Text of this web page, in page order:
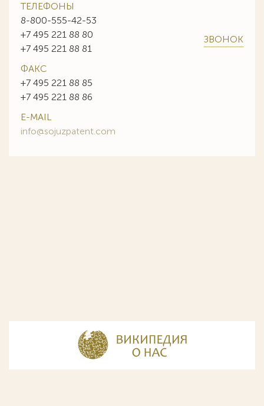
ТЕЛЕФОНЫ
8-800-555-42-53
+7 495 221 88 80
+7 495 221 88 81
ЗВОНОК
ФАКС
+7 495 221 88 85
+7 495 221 88 86
E-MAIL
info@sojuzpatent.com